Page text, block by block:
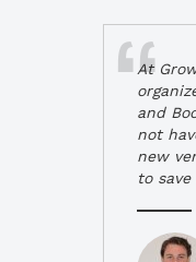
At
and
not
new
to